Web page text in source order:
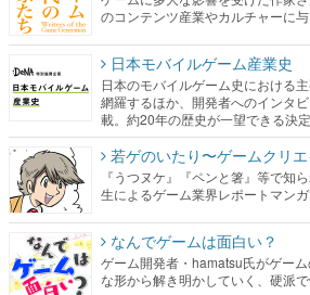
のコンテンツ産業やカルチャーに
日本モバイルゲーム産業史
日本のモバイルゲーム史における
網羅するほか、開発者へのインタ
載。約20年の歴史が一望できる決定
若ゲのいたり〜ゲームクリ
『うつヌケ』『ペンと箸』等で知
生によるゲーム業界レポートマンガ
なんでゲームは面白い？
ゲーム開発者・hamatsu氏がゲー
な形から解き明かしていく、硬派で